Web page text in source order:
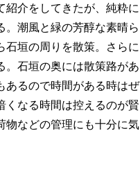
紹介をしてきたが、純粋に
。潮風と緑の芳醇な素晴ら
石垣の周りを散策。さらに
。石垣の奥には散策路があ
あるので時間がある時はぜ
くなる時間は控えるのが賢
物などの管理にも十分に気